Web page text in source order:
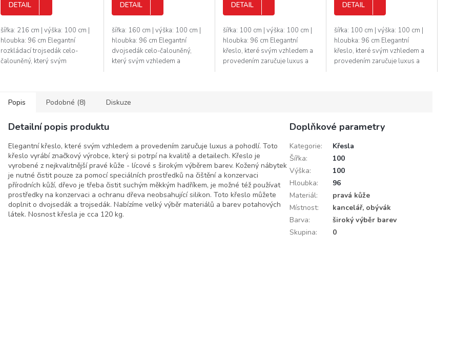
DETAIL
šířka: 216 cm | výška: 100 cm |
hloubka: 96 cm Elegantní
rozkládací trojsedák celo-
čalouněný, který svým
DETAIL
šířka: 160 cm | výška: 100 cm |
hloubka: 96 cm Elegantní
dvojsedák celo-čalouněný,
který svým vzhledem a
DETAIL
šířka: 100 cm | výška: 100 cm |
hloubka: 96 cm Elegantní
křeslo, které svým vzhledem a
provedením zaručuje luxus a
DETAIL
šířka: 100 cm | výška: 100 cm |
hloubka: 96 cm Elegantní
křeslo, které svým vzhledem a
provedením zaručuje luxus a
Popis Podobné (8) Diskuze
Detailní popis produktu
Elegantní křeslo, které svým vzhledem a provedením zaručuje luxus a pohodlí. Toto
křeslo vyrábí značkový výrobce, který si potrpí na kvalitě a detailech. Křeslo je
vyrobené z nejkvalitnější pravé kůže - lícové s širokým výběrem barev. Kožený nábytek
je nutné čistit pouze za pomocí speciálních prostředků na čištění a konzervaci
přírodních kůží, dřevo je třeba čistit suchým měkkým hadříkem, je možné též používat
prostředky na konzervaci a ochranu dřeva neobsahující silikon. Toto křeslo můžete
doplnit o dvojsedák a trojsedák. Nabízíme velký výběr materiálů a barev potahových
látek. Nosnost křesla je cca 120 kg.
Doplňkové parametry
Kategorie:
Křesla
Šířka:
100
Výška:
100
Hloubka:
96
Materiál:
pravá kůže
Místnost:
kancelář, obývák
Barva:
široký výběr barev
Skupina: 0